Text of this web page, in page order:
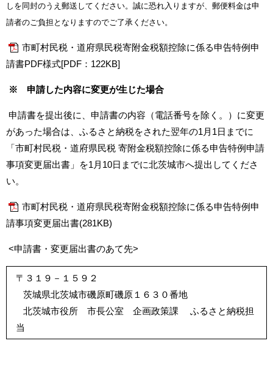
しを同封のうえ郵送してください。誠に恐れ入りますが、郵便料金は申
請者のご負担となりますのでご了承ください。
市町村民税・道府県民税寄附金税額控除に係る申告特例申
請書PDF様式[PDF：122KB]
※ 申請した内容に変更が生じた場合
申請書を提出後に、申請書の内容（電話番号を除く。）に変更
があった場合は、ふるさと納税をされた翌年の1月1日までに
「市町村民税・道府県民税 寄附金税額控除に係る申告特例申請
事項変更届出書」を1月10日までに北茨城市へ提出してくださ
い。
市町村民税・道府県民税寄附金税額控除に係る申告特例申
請事項変更届出書(281KB)
<申請書・変更届出書のあて先>
〒３１９－１５９２
茨城県北茨城市磯原町磯原１６３０番地
北茨城市役所 市長公室 企画政策課 ふるさと納税担
当